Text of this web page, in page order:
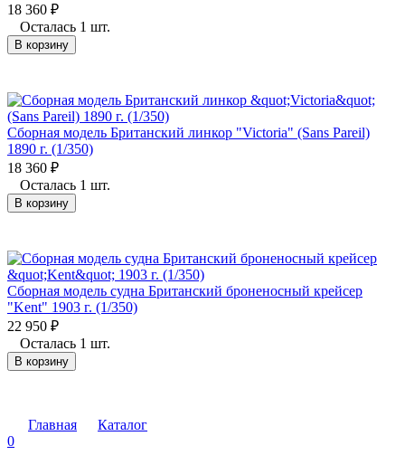
18 360 ₽
Осталась 1 шт.
В корзину
Сборная модель Британский линкор "Victoria" (Sans Pareil)
1890 г. (1/350)
18 360 ₽
Осталась 1 шт.
В корзину
Сборная модель судна Британский броненосный крейсер
"Kent" 1903 г. (1/350)
22 950 ₽
Осталась 1 шт.
В корзину
Главная
Каталог
0